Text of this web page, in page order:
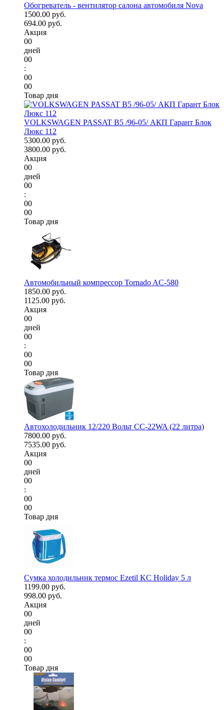
Обогреватель - вентилятор салона автомобиля Nova
1500.00 руб.
694.00 руб.
Акция
00
дней
00
:
00
00
Товар дня
VOLKSWAGEN PASSAT B5 /96-05/ АКП Гарант Блок
Люкс 112
5300.00 руб.
3800.00 руб.
Акция
00
дней
00
:
00
00
Товар дня
Автомобильный компрессор Tornado AC-580
1850.00 руб.
1125.00 руб.
Акция
00
дней
00
:
00
00
Товар дня
Автохолодильник 12/220 Вольт CC-22WA (22 литра)
7800.00 руб.
7535.00 руб.
Акция
00
дней
00
:
00
00
Товар дня
Сумка холодильник термос Ezetil KC Holiday 5 л
1199.00 руб.
998.00 руб.
Акция
00
дней
00
:
00
00
Товар дня